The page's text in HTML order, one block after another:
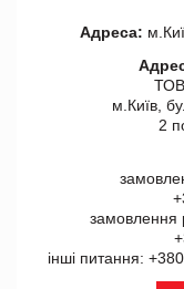
Адреса:
м.Київ,
2
замовлення
інші питання: